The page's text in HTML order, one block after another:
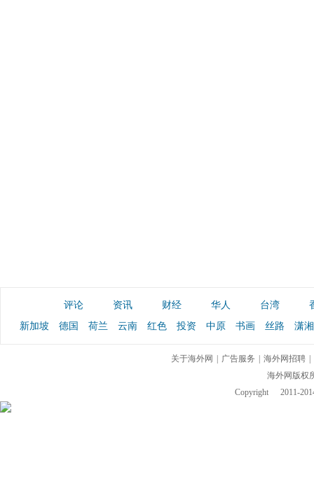
评论 资讯 财经 华人 台湾
新加坡
德国 荷兰 云南 红色 投资 中原 书画 丝路 潇湘
关于海外网 广告服务 海外网招聘
海外网版权
Copyright
2011-